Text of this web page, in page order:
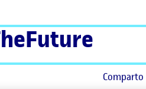
Comparto